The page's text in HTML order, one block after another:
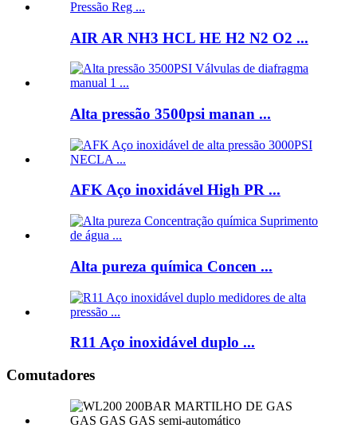
AIR AR NH3 HCL HE H2 N2 O2 ...
Alta pressão 3500psi manan ...
AFK Aço inoxidável High PR ...
Alta pureza química Concen ...
R11 Aço inoxidável duplo ...
Comutadores